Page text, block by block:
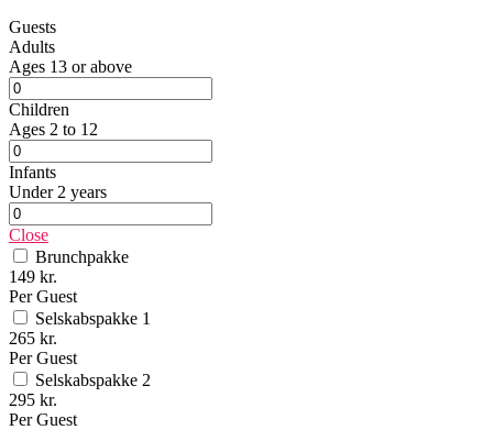
Guests
Adults
Ages 13 or above
Children
Ages 2 to 12
Infants
Under 2 years
Close
Brunchpakke
149 kr.
Per Guest
Selskabspakke 1
265 kr.
Per Guest
Selskabspakke 2
295 kr.
Per Guest